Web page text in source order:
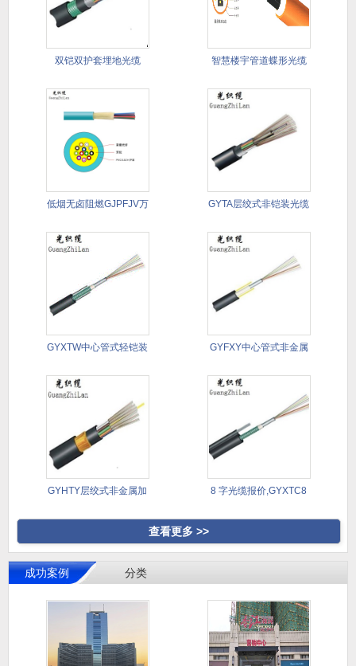
双铠双护套埋地光缆 智慧楼宇管道蝶形光缆
低烟无卤阻燃GJPFJV万 GYTA层绞式非铠装光缆
GYXTW中心管式轻铠装 GYFXY中心管式非金属
GYHTY层绞式非金属加 8 字光缆报价,GYXTC8
查看更多 >>
成功案例 分类